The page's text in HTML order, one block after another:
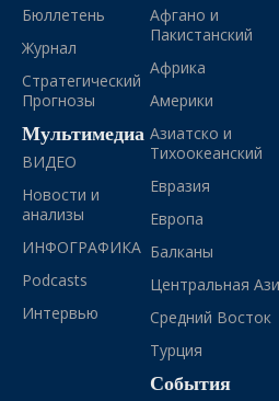
Бюллетень
Журнал
Стратегический
Прогнозы
Мультимедиа
ВИДЕО
Новости и
анализы
ИНФОГРАФИКА
Podcasts
Интервью
Афгано и
Пакистанский
Африка
Америки
Азиатско и
Тихоокеанский
Евразия
Европа
Балканы
Центральная
Средний Восток
Турция
События